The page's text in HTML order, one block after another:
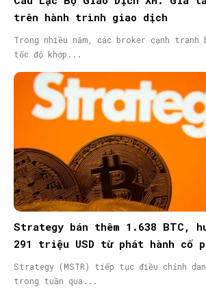
trên hành trình giao dịch
Trong nhiều năm, các broker cạnh tranh
tốc độ khớp...
Strategy bán thêm 1.638 BTC,
291 triệu USD từ phát hành cổ
Strategy (MSTR) tiếp tục điều chỉnh
trong tuần qua...